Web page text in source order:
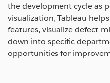
the development cycle as
visualization, Tableau
features, visualize defect
down into specific
opportunities for